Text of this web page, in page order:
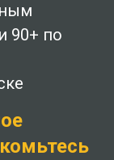
90+ по